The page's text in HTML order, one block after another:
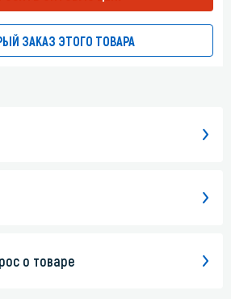
ЗАКАЗ ЭТОГО ТОВАРА
о товаре